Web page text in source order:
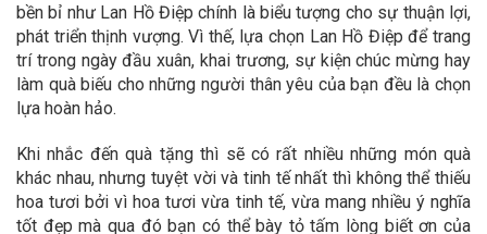
bền bỉ như Lan Hồ Điệp chính là biểu tượng cho sự thuận lợi,
phát triển thịnh vượng. Vì thế, lựa chọn Lan Hồ Điệp để trang
trí trong ngày đầu xuân, khai trương, sự kiện chúc mừng hay
làm quà biếu cho những người thân yêu của bạn đều là chọn
lựa hoàn hảo.
Khi nhắc đến quà tặng thì sẽ có rất nhiều những món quà
khác nhau, nhưng tuyệt vời và tinh tế nhất thì không thể thiếu
hoa tươi bởi vì hoa tươi vừa tinh tế, vừa mang nhiều ý nghĩa
tốt đẹp mà qua đó bạn có thể bày tỏ tấm lòng biết ơn của